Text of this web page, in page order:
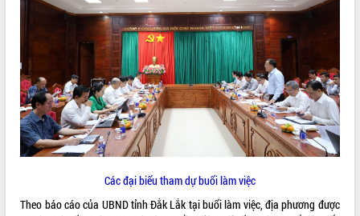
QUY HOẠCH - KẾ HOẠCH
Các đại biểu tham dự buổi làm việc
Theo báo cáo của UBND tỉnh Đắk Lắk tại buổi làm việc, địa phương được